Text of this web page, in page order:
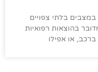
במצבים בלתי צפויים
בהוצאות רפואיות
או אפילו